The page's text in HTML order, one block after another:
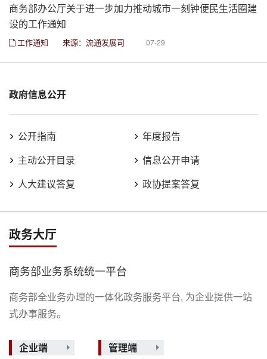
商务部办公厅关于进一步加力推动城市一刻钟便民生活圈建
设的工作通知
工作通知 来源：流通发展司 07-29
政府信息公开
公开指南
年度报告
主动公开目录
信息公开申请
人大建议答复
政协提案答复
政务大厅
商务部业务系统统一平台
商务部全业务办理的一体化政务服务平台, 为企业提供一站
式办事服务。
企业端 管理端